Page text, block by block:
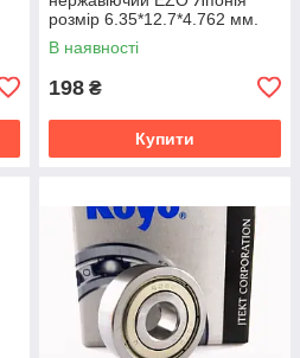
розмір 6.35*12.7*4.762 мм.
В наявності
198 ₴
Купити